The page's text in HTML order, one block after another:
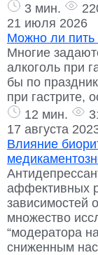
3 мин.
21 июля 2026
Можно ли пить
Многие
алкоголь при
бы по
при гастрите,
12 мин.
17 августа
Влияние
аффективных
зависимостей
множество
“модератора
сниженным